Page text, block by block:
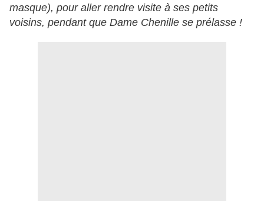
masque), pour aller rendre visite à ses petits
voisins, pendant que Dame Chenille se prélasse !